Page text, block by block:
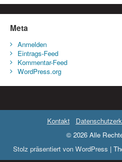
Meta
Anmelden
Eintrags-Feed
Kommentar-Feed
WordPress.org
Kontakt
© 2026 Alle
Stolz präsentiert von WordPress |